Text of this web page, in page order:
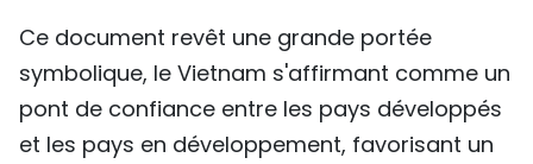
Ce document revêt une grande portée
symbolique, le Vietnam s'affirmant comme un
pont de confiance entre les pays développés
et les pays en développement, favorisant un